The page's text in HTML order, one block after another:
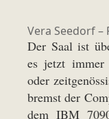
Vera Seedorf –
Der Saal ist
es jetzt immer
oder
bremst der
dem IBM